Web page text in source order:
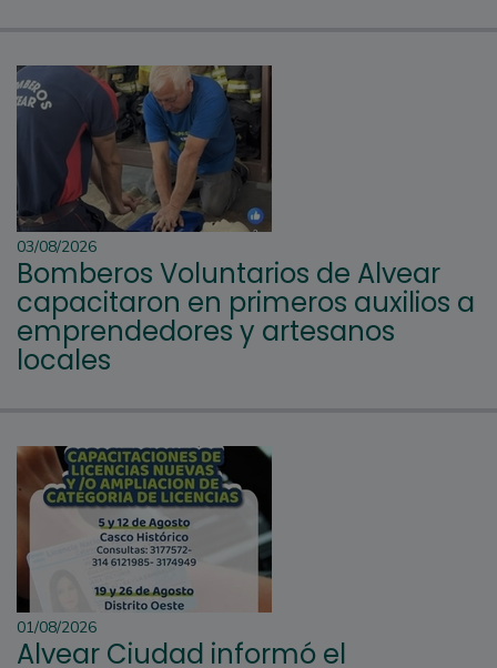
03/08/2026
Bomberos Voluntarios de Alvear
capacitaron en primeros auxilios a
emprendedores y artesanos
locales
01/08/2026
Alvear Ciudad informó el